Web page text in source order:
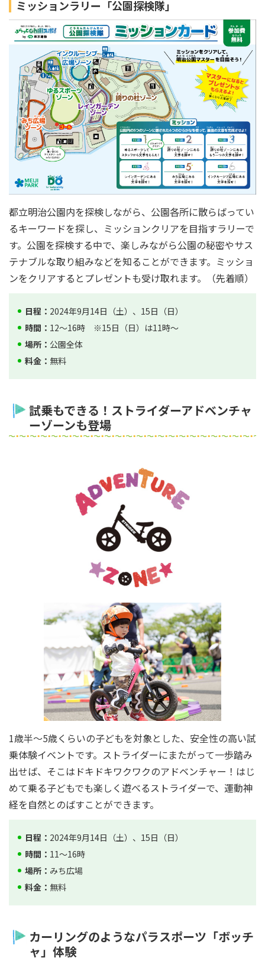
ミッションラリー「公園探検隊」
都立明治公園内を探検しながら、公園各所に散らばってい
るキーワードを探し、ミッションクリアを目指すラリーで
す。公園を探検する中で、楽しみながら公園の秘密やサス
テナブルな取り組みなどを知ることができます。ミッショ
ンをクリアするとプレゼントも受け取れます。（先着順）
日程： 2024年9月14日（土）、15日（日）
時間： 12～16時 ※15日（日）は11時～
場所： 公園全体
料金： 無料
試乗もできる！ストライダーアドベンチャ
ーゾーンも登場
1歳半～5歳くらいの子どもを対象とした、安全性の高い試
乗体験イベントです。ストライダーにまたがって一歩踏み
出せば、そこはドキドキワクワクのアドベンチャー！はじ
めて乗る子どもでも楽しく遊べるストライダーで、運動神
経を自然とのばすことができます。
日程： 2024年9月14日（土）、15日（日）
時間： 11～16時
場所： みち広場
料金： 無料
カーリングのようなパラスポーツ「ボッチ
ャ」体験